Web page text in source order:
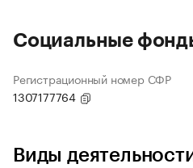
Социальные
Регистрационный номер СФР
1307177764
Виды